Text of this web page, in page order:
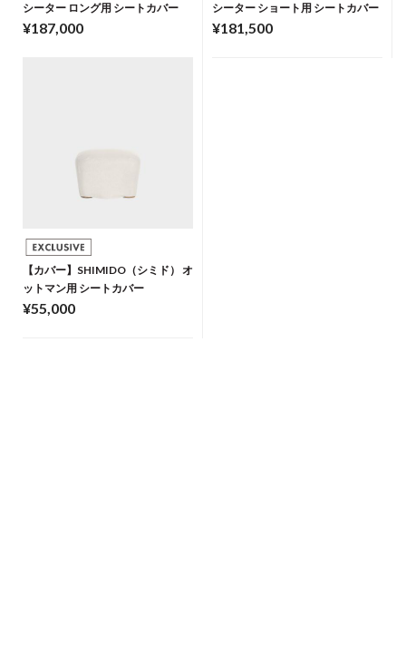
シーター ロング用 シートカバー
¥187,000
シーター ショート用 シートカバー
¥181,500
【カバー】SHIMIDO（シミド） オ
ットマン用 シートカバー
¥55,000